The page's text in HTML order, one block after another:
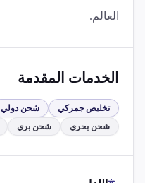
العالم.
الخدمات المقدمة
تخليص جمركي شحن دولي
شحن بحري
شحن بري